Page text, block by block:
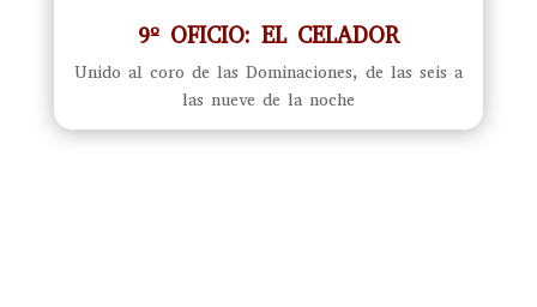
9º OFICIO: EL CELADOR
Unido al coro de las Dominaciones, de las seis a
las nueve de la noche